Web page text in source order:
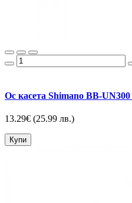
Ос касета Shimano BB-
13.29€ (25.99 лв.)
Купи